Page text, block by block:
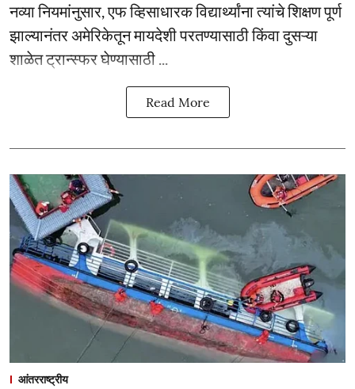
नव्या नियमांनुसार, एफ व्हिसाधारक विद्यार्थ्यांना त्यांचे शिक्षण पूर्ण
झाल्यानंतर अमेरिकेतून मायदेशी परतण्यासाठी किंवा दुसऱ्या
शाळेत ट्रान्स्फर घेण्यासाठी ...
Read More
आंतरराष्ट्रीय